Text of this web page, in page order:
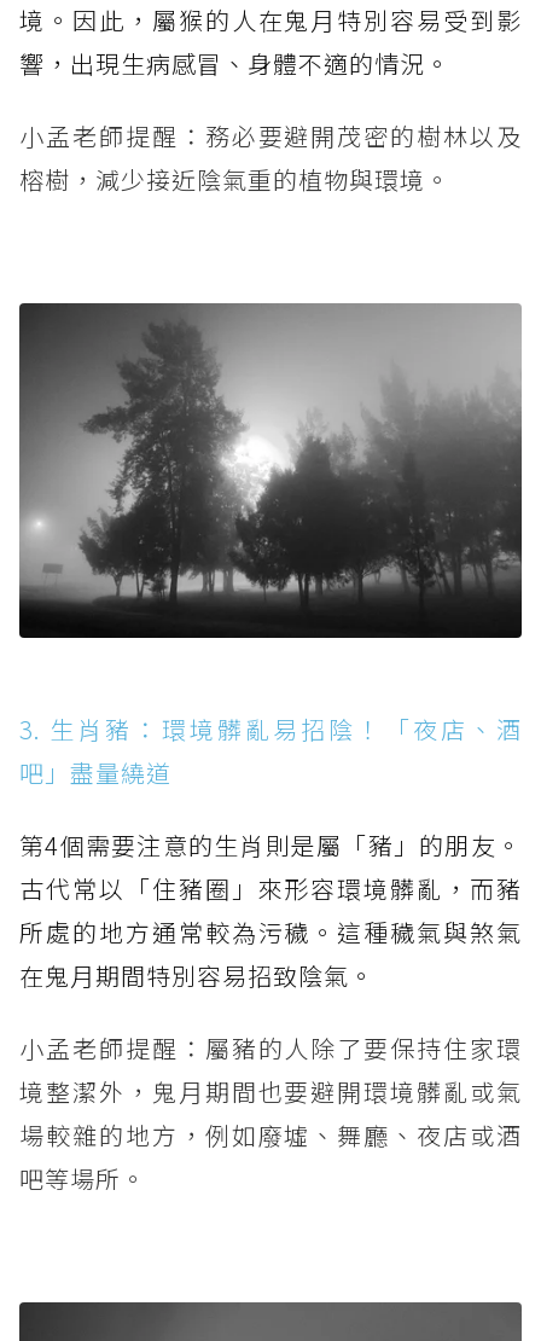
境。因此，屬猴的人在鬼月特別容易受到影
響，出現生病感冒、身體不適的情況。
小孟老師提醒：務必要避開茂密的樹林以及
榕樹，減少接近陰氣重的植物與環境。
3. 生肖豬：環境髒亂易招陰！「夜店、酒
吧」盡量繞道
第4個需要注意的生肖則是屬「豬」的朋友。
古代常以「住豬圈」來形容環境髒亂，而豬
所處的地方通常較為污穢。這種穢氣與煞氣
在鬼月期間特別容易招致陰氣。
小孟老師提醒：屬豬的人除了要保持住家環
境整潔外，鬼月期間也要避開環境髒亂或氣
場較雜的地方，例如廢墟、舞廳、夜店或酒
吧等場所。